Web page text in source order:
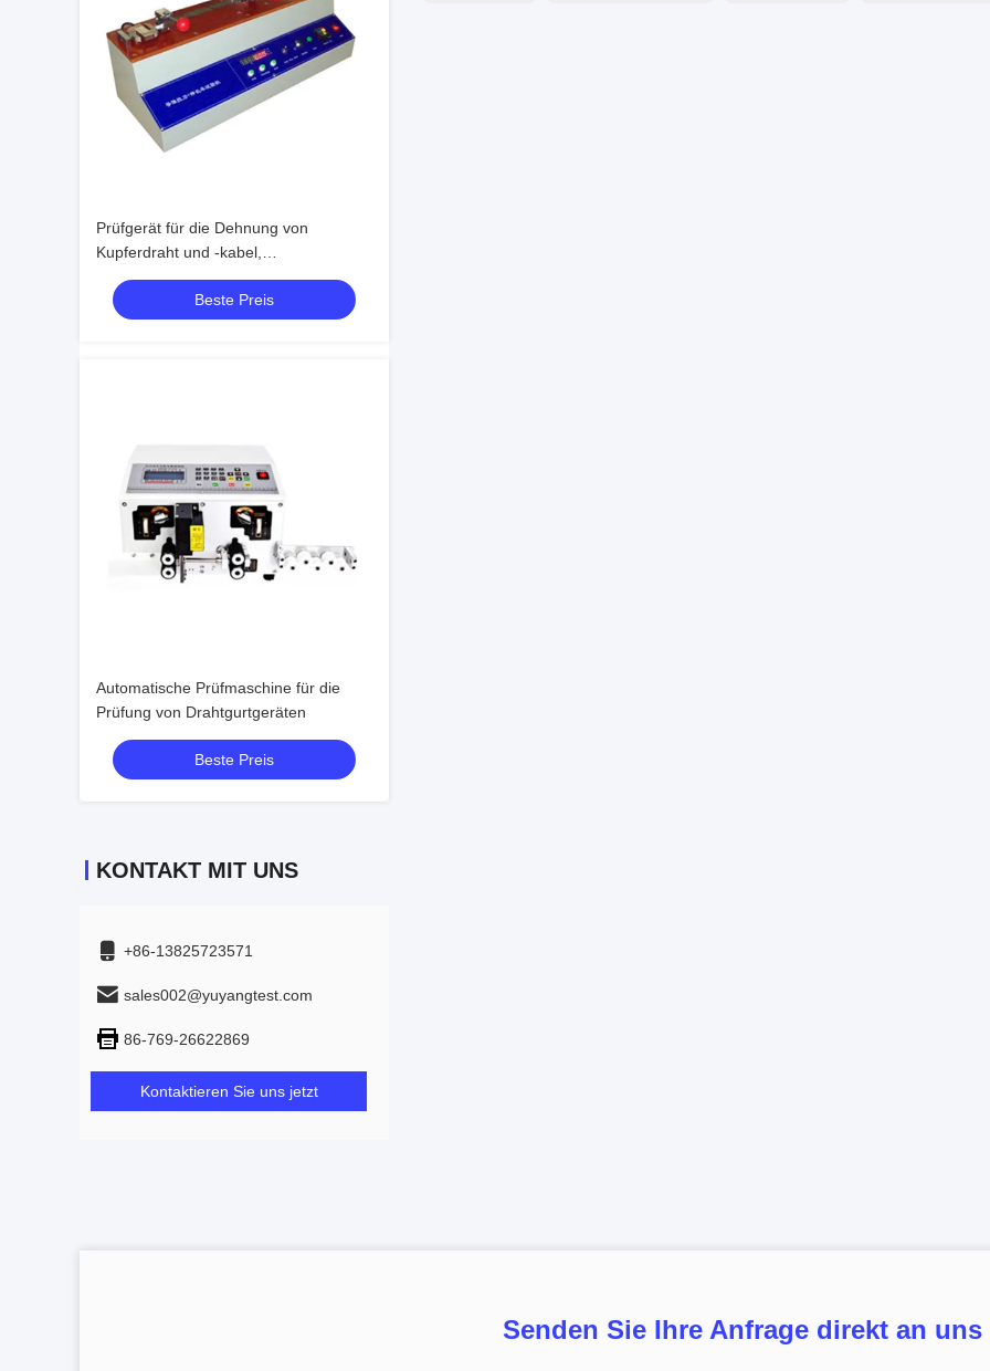
Prüfgerät für die Dehnung von
Kupferdraht und -kabel,
Kabelprüfmaschine
Beste Preis
Automatische Prüfmaschine für die
Prüfung von Drahtgurtgeräten
Beste Preis
KONTAKT MIT UNS
+86-13825723571
sales002@yuyangtest.com
86-769-26622869
Kontaktieren Sie uns jetzt
Senden Sie Ihre Anfrage direkt an uns